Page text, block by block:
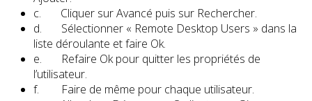
c. Cliquer sur Avancé puis sur Rechercher.
d. Sélectionner « Remote Desktop Users » dans la
liste déroulante et faire Ok.
e. Refaire Ok pour quitter les propriétés de
l’utilisateur.
f. Faire de même pour chaque utilisateur.